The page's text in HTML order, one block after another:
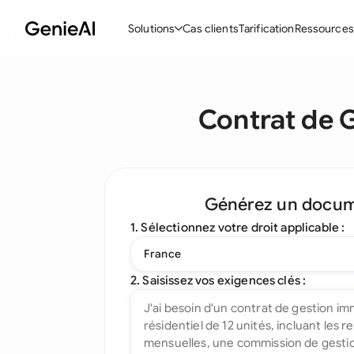
Solutions
Créer des contrats
Interrogez votre document
Toutes les fonctionnalités
Cas clientsTarificationRessources
Contrat de
Générez un
1. Sélectionnez votre droit applicable :
France
2. Saisissez vos exigences clés :